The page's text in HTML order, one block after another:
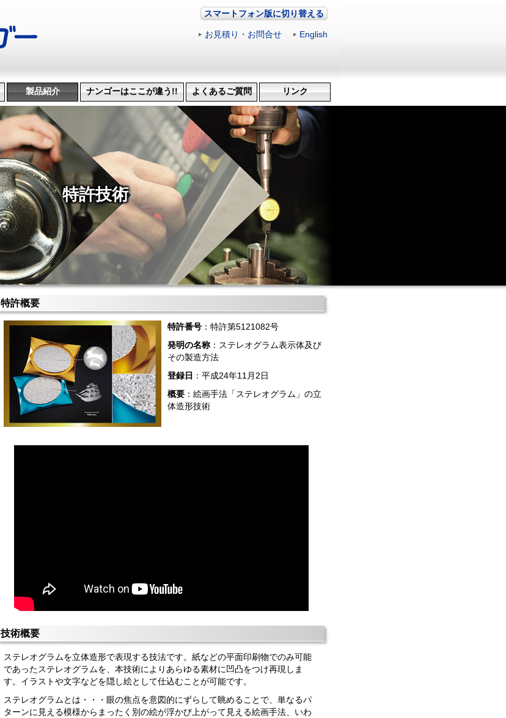
スマートフォン版に切り替える
お見積り・お問合せ English
製品紹介
機械加工
治具･省力化機械
試作・開発
特許技術
ナンゴーはここが違う!!
よくあるご質問 リンク
特許技術
特許概要
特許番号：特許第5121082号
発明の名称：ステレオグラム表示体及び
その製造方法
登録日 ：平成24年11月2日
概要：絵画手法「ステレオグラム」の立
体造形技術
技術概要
ステレオグラムを立体造形で表現する技法です。紙などの平面印刷物でのみ可能
であったステレオグラムを、本技術によりあらゆる素材に凹凸をつけ再現しま
す。イラストや文字などを隠し絵として仕込むことが可能です。
ステレオグラムとは・・・眼の焦点を意図的にずらして眺めることで、単なるパ
ターンに見える模様からまったく別の絵が浮かび上がって見える絵画手法、いわ